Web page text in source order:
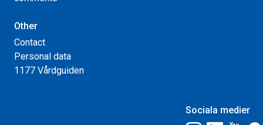
Other
Contact
Personal data
1177 Vårdguiden
Sociala medier